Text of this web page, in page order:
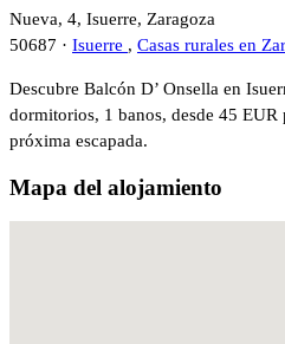
Nueva, 4, Isuerre, Zaragoza
50687 · Isuerre , Casas rurales en
Descubre Balcón D’ Onsella en
dormitorios, 1 banos, desde 45 EUR
próxima escapada.
Mapa del alojamiento